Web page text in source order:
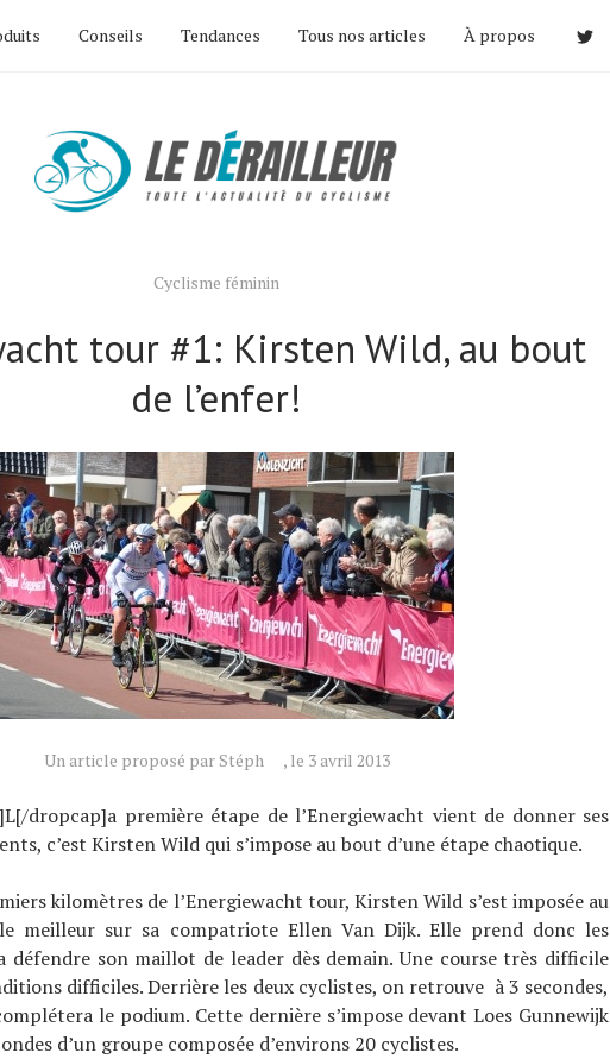
Conseils Tendances Tous nos articles À propos
Cyclisme féminin
tour #1: Kirsten Wild, au bout
de l’enfer!
Un article proposé par Stéph , le 3 avril 2013
dropcap]a première étape de l’Energiewacht vient de donner ses
c’est Kirsten Wild qui s’impose au bout d’une étape chaotique.
kilomètres de l’Energiewacht tour, Kirsten Wild s’est imposée au
meilleur sur sa compatriote Ellen Van Dijk. Elle prend donc les
défendre son maillot de leader dès demain. Une course très difficile
difficiles. Derrière les deux cyclistes, on retrouve à 3 secondes,
le podium. Cette dernière s’impose devant Loes Gunnewijk
d’un groupe composée d’environs 20 cyclistes.